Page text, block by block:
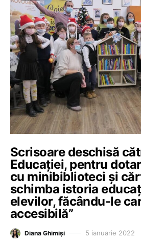
Scrisoare deschisă
Educației, pentru
cu minibiblioteci și
schimba istoria
elevilor, făcându-le
accesibilă”
Diana Ghimiși 5 ianuarie 2022